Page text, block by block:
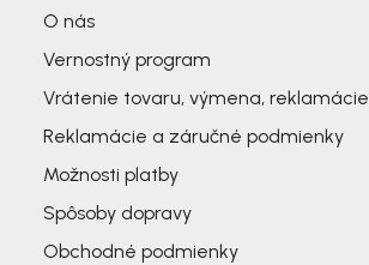
O nás
Vernostný program
Vrátenie tovaru, výmena, reklamácie
Reklamácie a záručné podmienky
Možnosti platby
Spôsoby dopravy
Obchodné podmienky